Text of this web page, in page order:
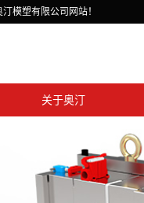
模塑有限公司网站！
关于奥汀